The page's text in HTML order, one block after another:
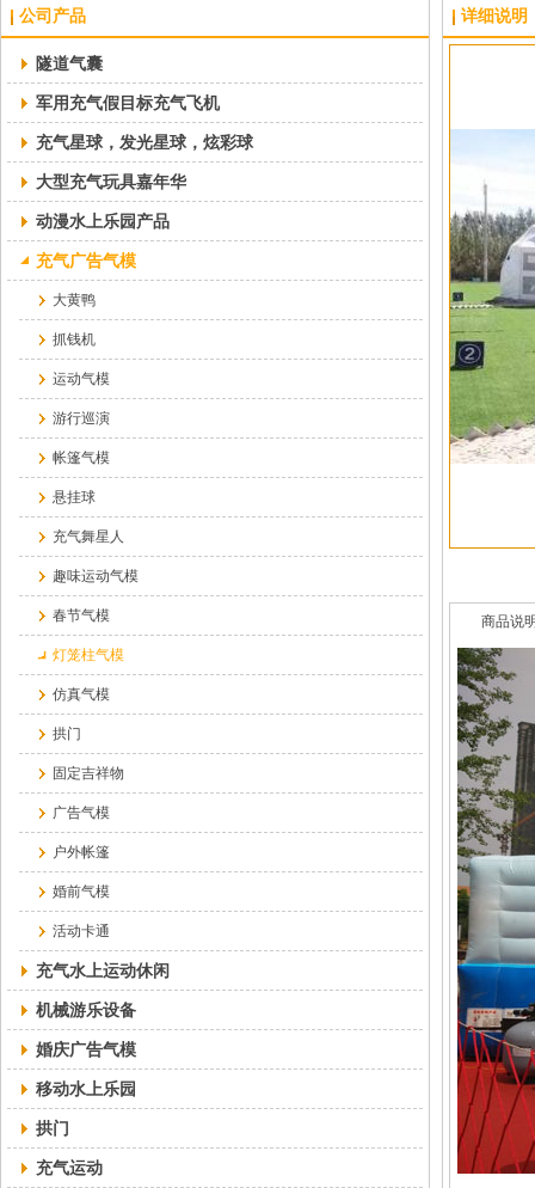
公司产品
隧道气囊
军用充气假目标充气飞机
充气星球，发光星球，炫彩球
大型充气玩具嘉年华
动漫水上乐园产品
充气广告气模
大黄鸭
抓钱机
运动气模
游行巡演
帐篷气模
悬挂球
充气舞星人
趣味运动气模
春节气模
灯笼柱气模
仿真气模
拱门
固定吉祥物
广告气模
户外帐篷
婚前气模
活动卡通
充气水上运动休闲
机械游乐设备
婚庆广告气模
移动水上乐园
拱门
充气运动
详细说明
商品说